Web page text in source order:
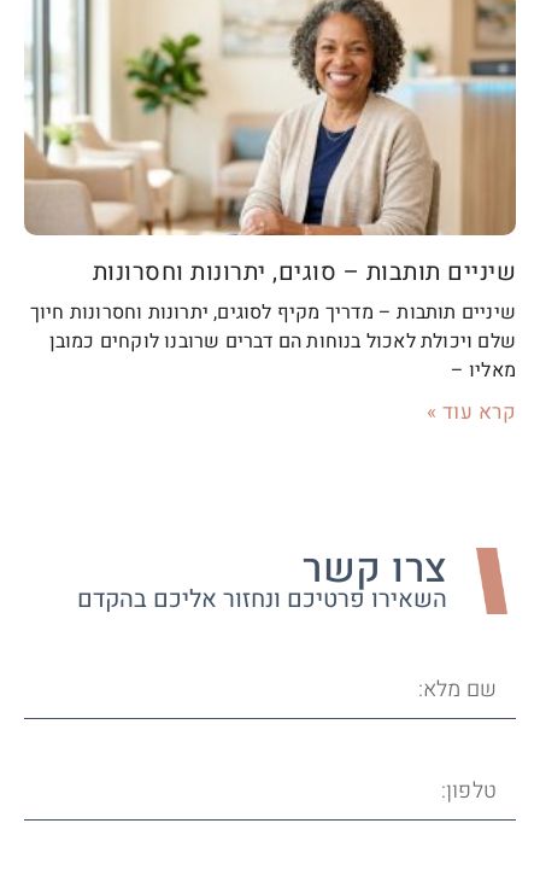
שיניים תותבות – סוגים, יתרונות וחסרונות
שיניים תותבות – מדריך מקיף לסוגים, יתרונות וחסרונות חיוך
שלם ויכולת לאכול בנוחות הם דברים שרובנו לוקחים כמובן
מאליו –
קרא עוד »
צרו קשר
השאירו פרטיכם ונחזור אליכם בהקדם